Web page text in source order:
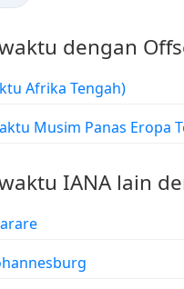
dengan
Afrika Tengah)
(Waktu Musim Panas Eropa
IANA lain